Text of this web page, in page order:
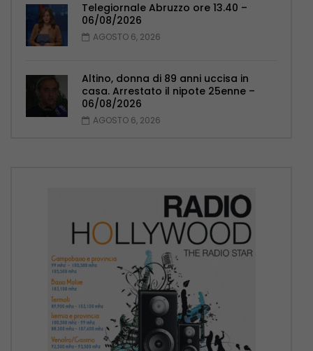
Telegiornale Abruzzo ore 13.40 –
06/08/2026
AGOSTO 6, 2026
Altino, donna di 89 anni uccisa in
casa. Arrestato il nipote 25enne –
06/08/2026
AGOSTO 6, 2026